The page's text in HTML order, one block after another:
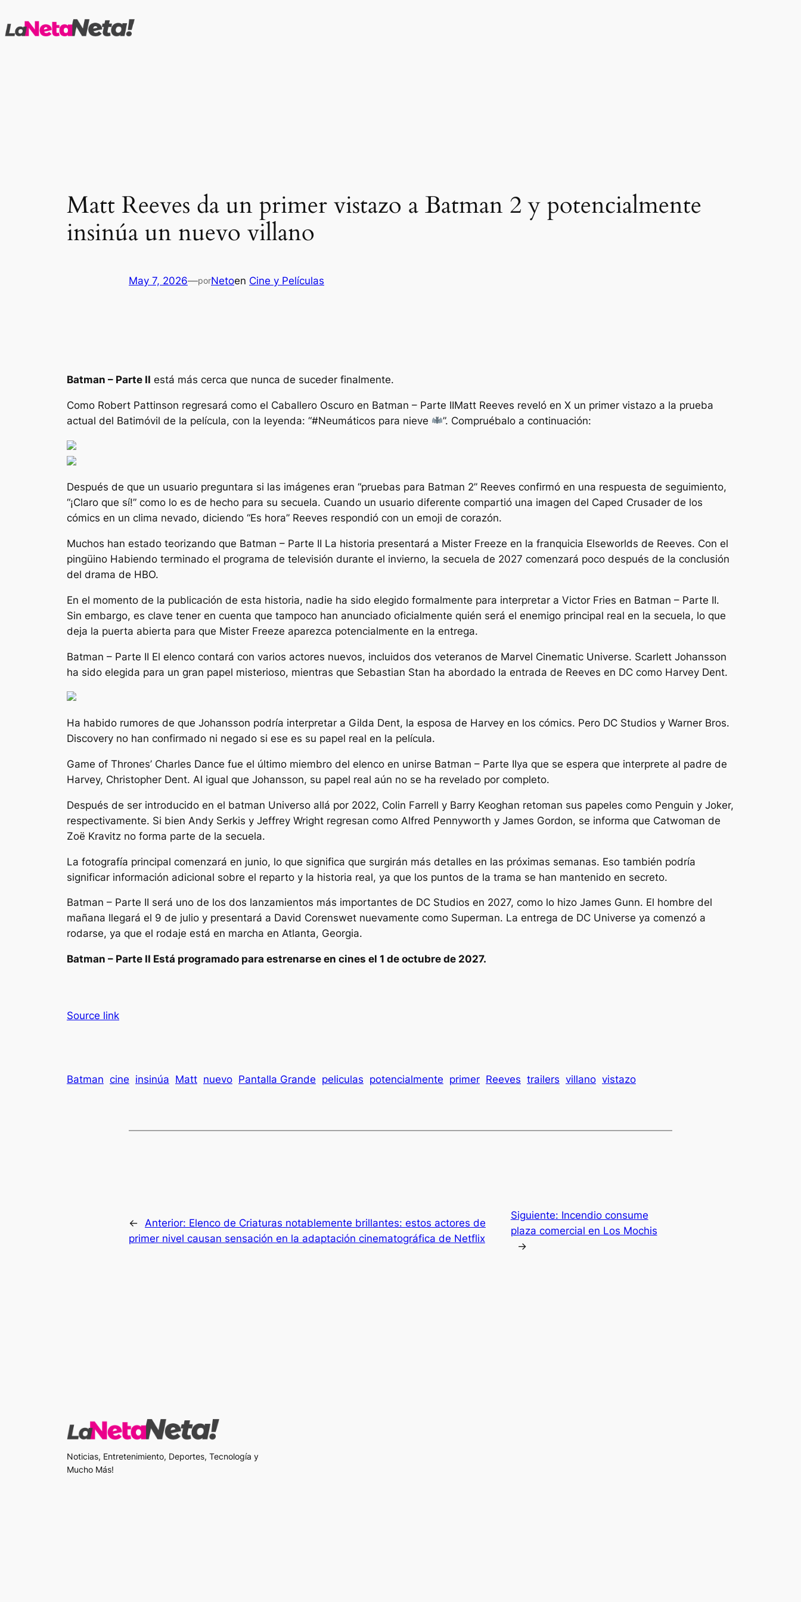
al
Matt Reeves da un primer vistazo a Batman 2 y potencialmente
insinúa un nuevo villano
May 7, 2026—porNetoen Cine y Películas
Batman – Parte II está más cerca que nunca de suceder finalmente.
Como Robert Pattinson regresará como el Caballero Oscuro en Batman – Parte IIMatt Reeves reveló en X un primer vistazo a la prueba
actual del Batimóvil de la película, con la leyenda: “#Neumáticos para nieve ”. Compruébalo a continuación:
Después de que un usuario preguntara si las imágenes eran “pruebas para Batman 2” Reeves confirmó en una respuesta de seguimiento,
“¡Claro que sí!” como lo es de hecho para su secuela. Cuando un usuario diferente compartió una imagen del Caped Crusader de los
cómics en un clima nevado, diciendo “Es hora” Reeves respondió con un emoji de corazón.
Muchos han estado teorizando que Batman – Parte II La historia presentará a Mister Freeze en la franquicia Elseworlds de Reeves. Con el
pingüino Habiendo terminado el programa de televisión durante el invierno, la secuela de 2027 comenzará poco después de la conclusión
del drama de HBO.
En el momento de la publicación de esta historia, nadie ha sido elegido formalmente para interpretar a Victor Fries en Batman – Parte II.
Sin embargo, es clave tener en cuenta que tampoco han anunciado oficialmente quién será el enemigo principal real en la secuela, lo que
deja la puerta abierta para que Mister Freeze aparezca potencialmente en la entrega.
Batman – Parte II El elenco contará con varios actores nuevos, incluidos dos veteranos de Marvel Cinematic Universe. Scarlett Johansson
ha sido elegida para un gran papel misterioso, mientras que Sebastian Stan ha abordado la entrada de Reeves en DC como Harvey Dent.
Ha habido rumores de que Johansson podría interpretar a Gilda Dent, la esposa de Harvey en los cómics. Pero DC Studios y Warner Bros.
Discovery no han confirmado ni negado si ese es su papel real en la película.
Game of Thrones’ Charles Dance fue el último miembro del elenco en unirse Batman – Parte IIya que se espera que interprete al padre de
Harvey, Christopher Dent. Al igual que Johansson, su papel real aún no se ha revelado por completo.
Después de ser introducido en el batman Universo allá por 2022, Colin Farrell y Barry Keoghan retoman sus papeles como Penguin y Joker,
respectivamente. Si bien Andy Serkis y Jeffrey Wright regresan como Alfred Pennyworth y James Gordon, se informa que Catwoman de
Zoë Kravitz no forma parte de la secuela.
La fotografía principal comenzará en junio, lo que significa que surgirán más detalles en las próximas semanas. Eso también podría
significar información adicional sobre el reparto y la historia real, ya que los puntos de la trama se han mantenido en secreto.
Batman – Parte II será uno de los dos lanzamientos más importantes de DC Studios en 2027, como lo hizo James Gunn. El hombre del
mañana llegará el 9 de julio y presentará a David Corenswet nuevamente como Superman. La entrega de DC Universe ya comenzó a
rodarse, ya que el rodaje está en marcha en Atlanta, Georgia.
Batman – Parte II Está programado para estrenarse en cines el 1 de octubre de 2027.
Source link
Batman cine insinúa Matt nuevo Pantalla Grande peliculas potencialmente primer Reeves trailers villano vistazo
← Anterior: Elenco de Criaturas notablemente brillantes: estos actores de
primer nivel causan sensación en la adaptación cinematográfica de Netflix
Siguiente: Incendio consume
plaza comercial en Los Mochis
→
Noticias, Entretenimiento, Deportes, Tecnología y
Mucho Más!